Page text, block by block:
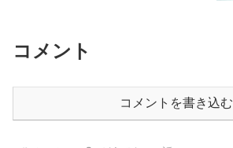
コメント
コメントを書き込む